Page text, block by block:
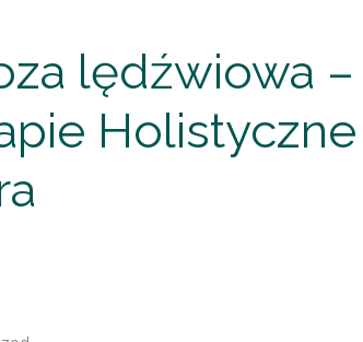
lędźwiowa